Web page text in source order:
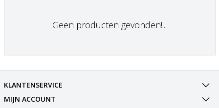
Geen producten gevonden!...
KLANTENSERVICE
MIJN ACCOUNT